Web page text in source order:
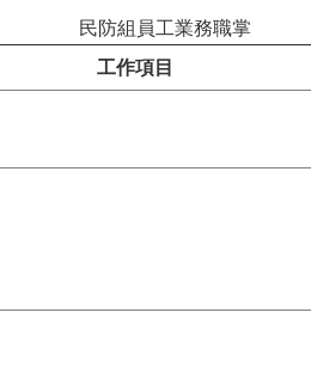
民防組員工業務職掌
工作項目